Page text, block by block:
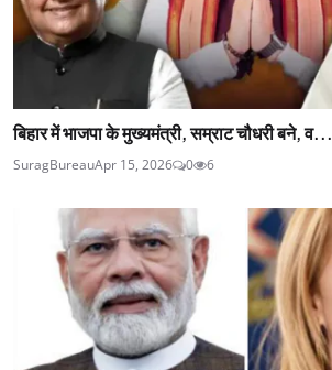
बिहार में भाजपा के मुख्यमंत्री, सम्राट चौधरी बने, व...
SuragBureauApr 15, 2026 0 6